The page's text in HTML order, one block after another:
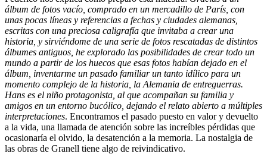
álbum de fotos vacío, comprado en un mercadillo de París, con
unas pocas líneas y referencias a fechas y ciudades alemanas,
escritas con una preciosa caligrafía que invitaba a crear una
historia, y sirviéndome de una serie de fotos rescatadas de distintos
álbumes antiguos, he explorado las posibilidades de crear todo un
mundo a partir de los huecos que esas fotos habían dejado en el
álbum, inventarme un pasado familiar un tanto idílico para un
momento complejo de la historia, la Alemania de entreguerras.
Hans es el niño protagonista, al que acompañan su familia y
amigos en un entorno bucólico, dejando el relato abierto a múltiples
interpretaciones. Encontramos el pasado puesto en valor y devuelto
a la vida, una llamada de atención sobre las increíbles pérdidas que
ocasionaría el olvido, la desatención a la memoria. La nostalgia de
las obras de Granell tiene algo de reivindicativo.